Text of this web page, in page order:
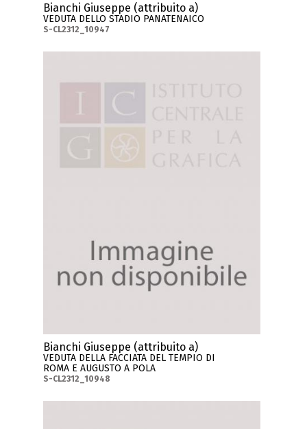
Bianchi Giuseppe (attribuito a)
VEDUTA DELLO STADIO PANATENAICO
S-CL2312_10947
Bianchi Giuseppe (attribuito a)
VEDUTA DELLA FACCIATA DEL TEMPIO DI
ROMA E AUGUSTO A POLA
S-CL2312_10948